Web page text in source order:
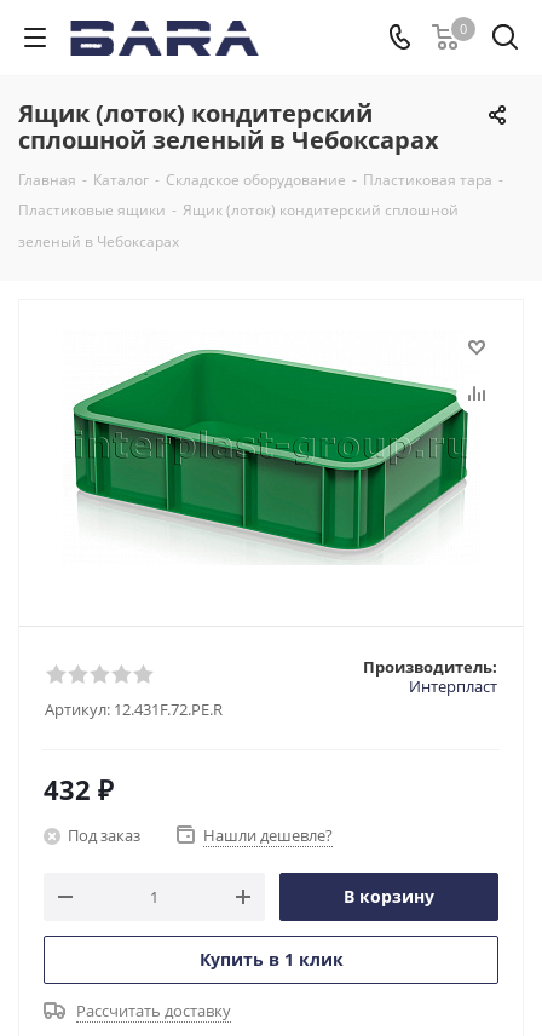
0
Ящик (лоток) кондитерский
сплошной зеленый в Чебоксарах
Главная - Каталог - Складское оборудование - Пластиковая тара -
Пластиковые ящики - Ящик (лоток) кондитерский сплошной
зеленый в Чебоксарах
Артикул: 12.431F.72.PE.R
Производитель:
Интерпласт
432 ₽
Под заказ Нашли дешевле?
В корзину
Купить в 1 клик
Рассчитать доставку